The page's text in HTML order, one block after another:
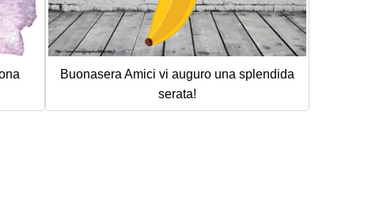
Buonasera Amici vi auguro una splendida
serata!